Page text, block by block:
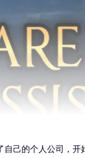
己的个人公司，